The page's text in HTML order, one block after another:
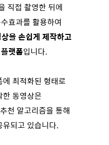
직접 촬영한 뒤에
효과를 활용하여
을 손쉽게 제작하고
랫폼입니다.
최적화된 형태로
동영상은
천 알고리즘을 통해
되고 있습니다.